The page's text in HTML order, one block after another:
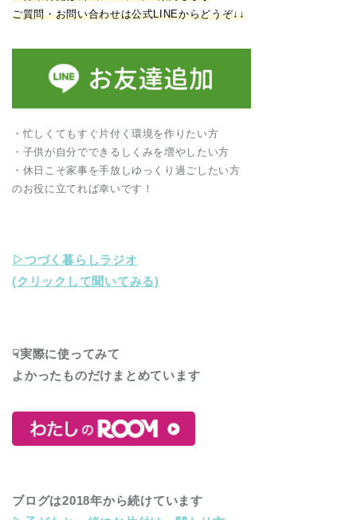
ご質問・お問い合わせは公式LINEからどうぞ↓↓
・忙しくてもすぐ片付く環境を作りたい方
・子供が自分でできるしくみを増やしたい方
・休日こそ家事を手放しゆっくり過ごしたい方
のお役に立てれば幸いです！
▷つづく暮らしラジオ
(クリックして聞いてみる)
☟実際に使ってみて
よかったものだけまとめています
ブログは2018年から続けています